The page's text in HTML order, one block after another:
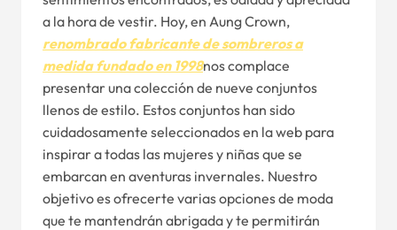
a la hora de vestir. Hoy, en Aung Crown,
renombrado fabricante de sombreros a
medida fundado en 1998nos complace
presentar una colección de nueve conjuntos
llenos de estilo. Estos conjuntos han sido
cuidadosamente seleccionados en la web para
inspirar a todas las mujeres y niñas que se
embarcan en aventuras invernales. Nuestro
objetivo es ofrecerte varias opciones de moda
que te mantendrán abrigada y te permitirán